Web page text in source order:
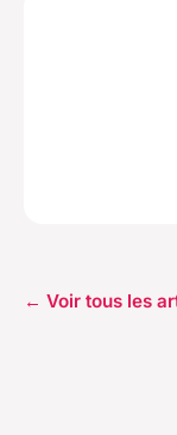
← Voir tous les